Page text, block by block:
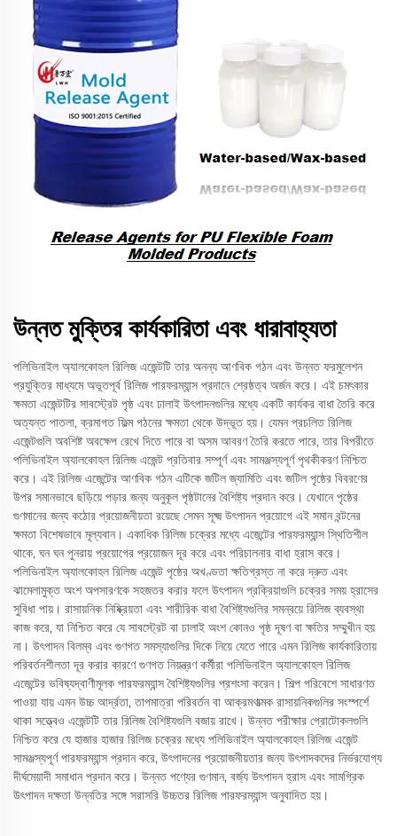
উন্নত মুক্তির কার্যকারিতা এবং ধারাবাহ্যতা
পলিভিনাইল অ্যালকোহল রিলিজ এজেন্টটি তার অনন্য আণবিক গঠন এবং উন্নত ফরমুলেশন
প্রযুক্তির মাধ্যমে অভূতপূর্ব রিলিজ পারফরম্যান্স প্রদানে শ্রেষ্ঠত্ব অর্জন করে। এই চমৎকার
ক্ষমতা এজেন্টটির সাবস্ট্রেট পৃষ্ঠ এবং ঢালাই উৎপাদনগুলির মধ্যে একটি কার্যকর বাধা তৈরি করে
অত্যন্ত পাতলা, ক্রমাগত ফিল্ম গঠনের ক্ষমতা থেকে উদ্ভূত হয়। যেমন প্রচলিত রিলিজ
এজেন্টগুলি অবশিষ্ট অবক্ষেপ রেখে দিতে পারে বা অসম আবরণ তৈরি করতে পারে, তার বিপরীতে
পলিভিনাইল অ্যালকোহল রিলিজ এজেন্ট প্রতিবার সম্পূর্ণ এবং সামঞ্জস্যপূর্ণ পৃথকীকরণ নিশ্চিত
করে। এই রিলিজ এজেন্টের আণবিক গঠন এটিকে জটিল জ্যামিতি এবং জটিল পৃষ্ঠের বিবরণের
উপর সমানভাবে ছড়িয়ে পড়ার জন্য অনুকূল পৃষ্ঠটানের বৈশিষ্ট্য প্রদান করে। যেখানে পৃষ্ঠের
গুণমানের জন্য কঠোর প্রয়োজনীয়তা রয়েছে সেমন সূক্ষ্ম উৎপাদন প্রয়োগে এই সমান বন্টনের
ক্ষমতা বিশেষভাবে মূল্যবান। একাধিক রিলিজ চক্রের মধ্যে এজেন্টের পারফরম্যান্স স্থিতিশীল
থাকে, ঘন ঘন পুনরায় প্রয়োগের প্রয়োজন দূর করে এবং পরিচালনার বাধা হ্রাস করে।
পলিভিনাইল অ্যালকোহল রিলিজ এজেন্ট পৃষ্ঠের অখণ্ডতা ক্ষতিগ্রস্ত না করে দ্রুত এবং
ঝামেলামুক্ত অংশ অপসারণকে সহজতর করার ফলে উৎপাদন প্রক্রিয়াগুলি চক্রের সময় হ্রাসের
সুবিধা পায়। রাসায়নিক নিষ্ক্রিয়তা এবং শারীরিক বাধা বৈশিষ্ট্যগুলির সমন্বয়ে রিলিজ ব্যবস্থা
কাজ করে, যা নিশ্চিত করে যে সাবস্ট্রেট বা ঢালাই অংশ কোনও পৃষ্ঠ দূষণ বা ক্ষতির সম্মুখীন হয়
না। উৎপাদন বিলম্ব এবং গুণগত সমস্যাগুলির দিকে নিয়ে যেতে পারে এমন রিলিজ কার্যকারিতায়
পরিবর্তনশীলতা দূর করার কারণে গুণগত নিয়ন্ত্রণ কর্মীরা পলিভিনাইল অ্যালকোহল রিলিজ
এজেন্টের ভবিষ্যদ্বাণীমূলক পারফরম্যান্স বৈশিষ্ট্যগুলির প্রশংসা করেন। শিল্প পরিবেশে সাধারণত
পাওয়া যায় এমন উচ্চ আর্দ্রতা, তাপমাত্রা পরিবর্তন বা আক্রমণাত্মক রাসায়নিকগুলির সংস্পর্শে
থাকা সত্ত্বেও এজেন্টটি তার রিলিজ বৈশিষ্ট্যগুলি বজায় রাখে। উন্নত পরীক্ষার প্রোটোকলগুলি
নিশ্চিত করে যে হাজার হাজার রিলিজ চক্রের মধ্যে পলিভিনাইল অ্যালকোহল রিলিজ এজেন্ট
সামঞ্জস্যপূর্ণ পারফরম্যান্স প্রদান করে, উৎপাদনের প্রয়োজনীয়তার জন্য উৎপাদকদের নির্ভরযোগ্য
দীর্ঘমেয়াদী সমাধান প্রদান করে। উন্নত পণ্যের গুণমান, বর্জ্য উৎপাদন হ্রাস এবং সামগ্রিক
উৎপাদন দক্ষতা উন্নতির সঙ্গে সরাসরি উচ্চতর রিলিজ পারফরম্যান্স অনুবাদিত হয়।